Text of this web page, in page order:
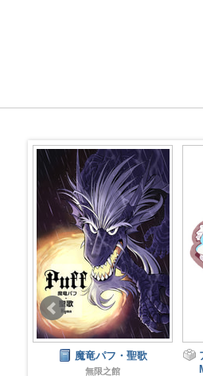
アクリルキーホルダー
MOE-NOTE